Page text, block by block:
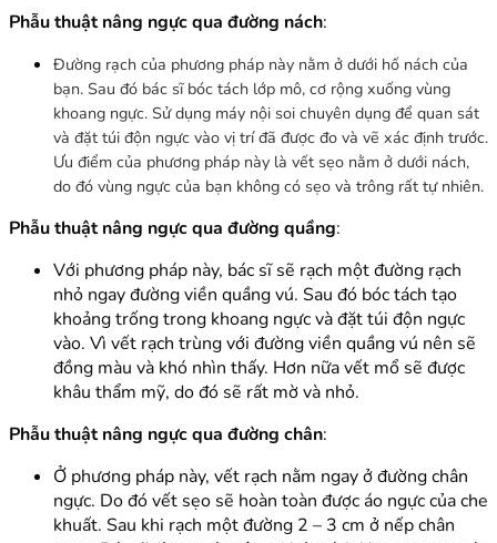
Phẫu thuật nâng ngực qua đường nách:
Đường rạch của phương pháp này nằm ở dưới hố nách của
bạn. Sau đó bác sĩ bóc tách lớp mô, cơ rộng xuống vùng
khoang ngực. Sử dụng máy nội soi chuyên dụng để quan sát
và đặt túi độn ngực vào vị trí đã được đo và vẽ xác định trước.
Ưu điểm của phương pháp này là vết sẹo nằm ở dưới nách,
do đó vùng ngực của bạn không có sẹo và trông rất tự nhiên.
Phẫu thuật nâng ngực qua đường quầng:
Với phương pháp này, bác sĩ sẽ rạch một đường rạch
nhỏ ngay đường viền quầng vú. Sau đó bóc tách tạo
khoảng trống trong khoang ngực và đặt túi độn ngực
vào. Vì vết rạch trùng với đường viền quầng vú nên sẽ
đồng màu và khó nhìn thấy. Hơn nữa vết mổ sẽ được
khâu thẩm mỹ, do đó sẽ rất mờ và nhỏ.
Phẫu thuật nâng ngực qua đường chân:
Ở phương pháp này, vết rạch nằm ngay ở đường chân
ngực. Do đó vết sẹo sẽ hoàn toàn được áo ngực của che
khuất. Sau khi rạch một đường 2 – 3 cm ở nếp chân